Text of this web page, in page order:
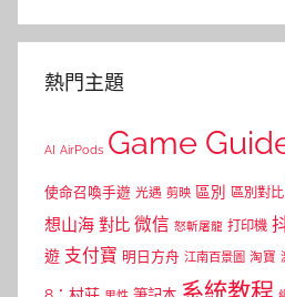
熱門主題
AI AirPods Game
使命召喚手遊 光遇 剪映 區別 區別對比
想山海 對比 微信 怒斬屠龍 打印機
遊 支付寶 明日方舟 江南百景圖 淘寶